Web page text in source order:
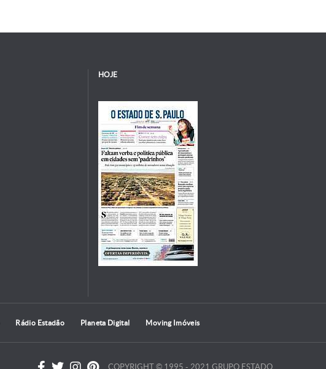
HOJE
Rádio Estadão Planeta Digital Moving Imóveis
COPYRIGHT © 1995 - 2021 GRUPO ESTADO